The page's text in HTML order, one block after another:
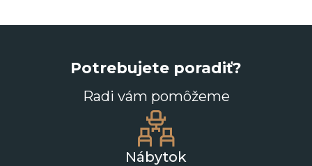
Potrebujete poradiť?
Radi vám pomôžeme
Nábytok